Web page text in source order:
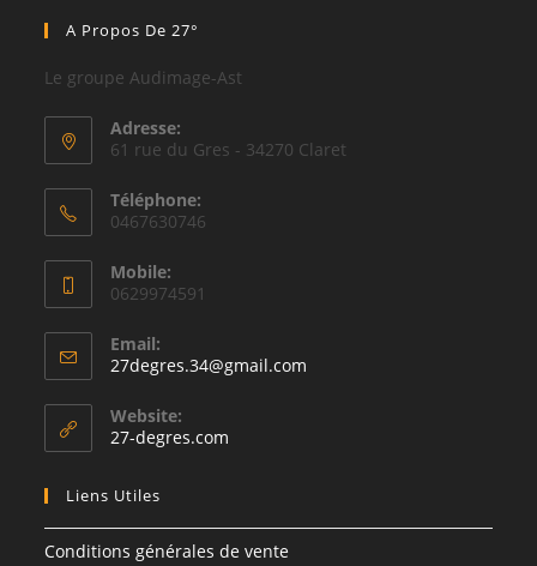
A Propos De 27°
Le groupe Audimage-Ast
Adresse:
61 rue du Gres - 34270 Claret
Téléphone:
0467630746
Mobile:
0629974591
Email:
27degres.34@gmail.com
Website:
27-degres.com
Liens Utiles
Conditions générales de vente